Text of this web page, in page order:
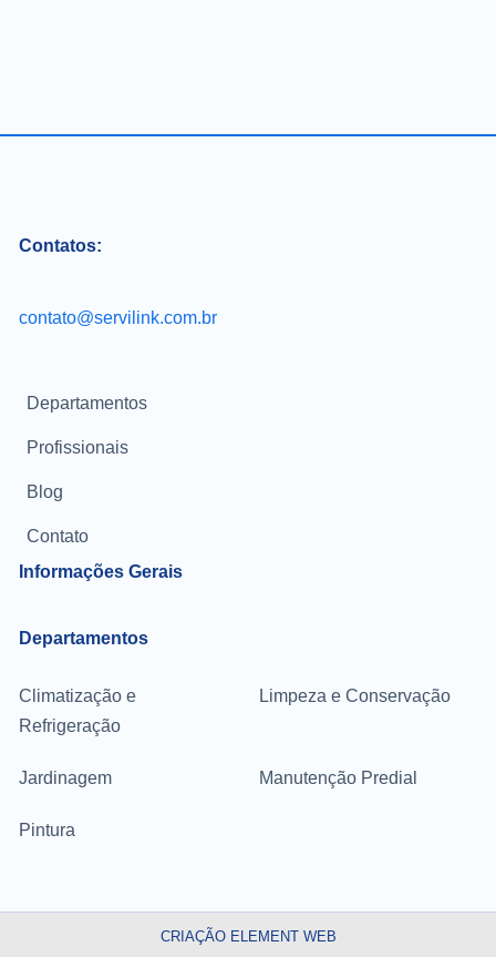
Contatos:
contato@servilink.com.br
Informações Gerais
Departamentos
Profissionais
Blog
Contato
Departamentos
Climatização e
Refrigeração
Limpeza e Conservação
Jardinagem Manutenção Predial
Pintura
CRIAÇÃO ELEMENT WEB